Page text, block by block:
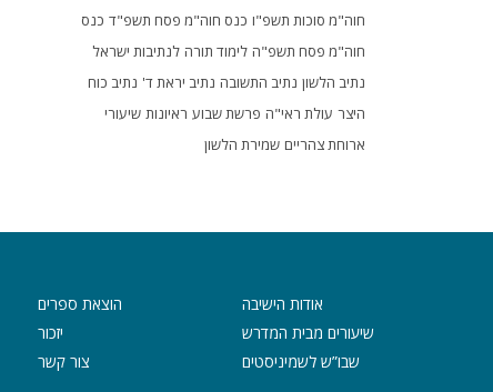
חוה"מ סוכות תשפ"ו כנס חוה"מ פסח תשפ"ד כנס
חוה"מ פסח תשפ"ה לימוד תורה לנתיבות ישראל
נתיב הלשון נתיב התשובה נתיב יראת ד' נתיב כוח
היצר עולת ראי"ה פרשת שבוע ראיונות שיעורי
ארוחת צהריים שמירת הלשון
אודות הישיבה
שיעורים מבית המדרש
שבו”ש לשמיניסטים
הוצאת ספרים
יזכור
צור קשר